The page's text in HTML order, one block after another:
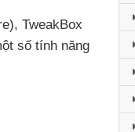
, TweakBox
số tính năng